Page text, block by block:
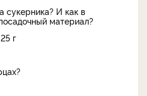
сукерника? И как в
материал?
г